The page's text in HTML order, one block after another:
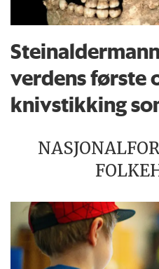
verdens første
knivstikking